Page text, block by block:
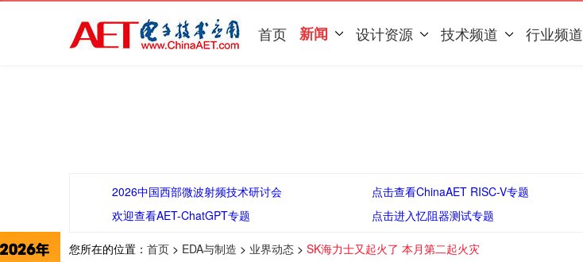
首页 新闻 设计资源 技术频道 行业频道
2026中国西部微波射频技术研讨会
点击查看ChinaAET RISC-V专题
欢迎查看AET-ChatGPT专题
点击进入忆阻器测试专题
您所在的位置： 首页 > EDA与制造 > 业界动态 > SK海力士又起火了 本月第二起火灾